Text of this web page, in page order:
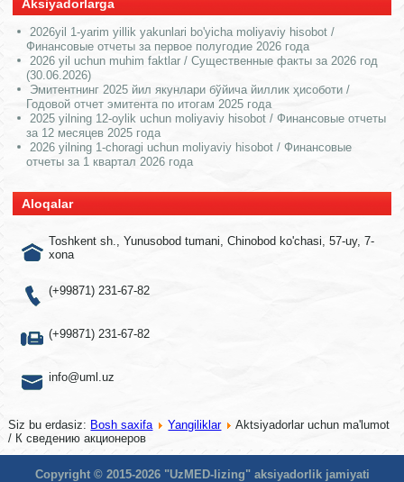
Aksiyadorlarga
2026yil 1-yarim yillik yakunlari bo'yicha moliyaviy hisobot /
Финансовые отчеты за первое полугодие 2026 года
2026 yil uchun muhim faktlar / Существенные факты за 2026 год
(30.06.2026)
Эмитентнинг 2025 йил якунлари бўйича йиллик ҳисоботи /
Годовой отчет эмитента по итогам 2025 года
2025 yilning 12-oylik uchun moliyaviy hisobot / Финансовые отчеты
за 12 месяцев 2025 года
2026 yilning 1-choragi uchun moliyaviy hisobot / Финансовые
отчеты за 1 квартал 2026 года
Aloqalar
Toshkent sh., Yunusobod tumani, Chinobod ko'chasi, 57-uy, 7-
xona
(+99871) 231-67-82
(+99871) 231-67-82
info@uml.uz
Siz bu erdasiz: Bosh saxifa Yangiliklar
Aktsiyadorlar uchun ma'lumot
/ К сведению акционеров
Copyright © 2015-2026 "UzMED-lizing" aksiyadorlik jamiyati